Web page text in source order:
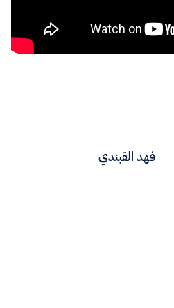
فهد القبندي